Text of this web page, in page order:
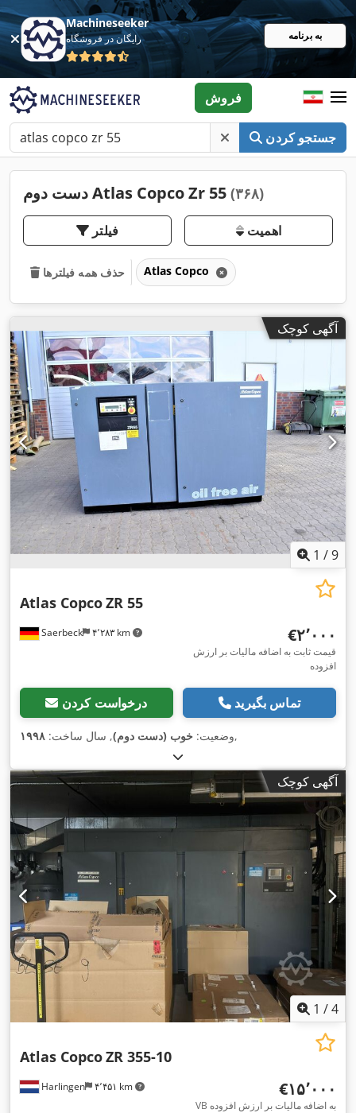
Machineseeker
رایگان در فروشگاه به برنامه
جستجو کردن
فروش
دست دوم Atlas Copco Zr 55 (۳۶۸)
فیلتر اهمیت
حذف همه فیلترها Atlas Copco
آگهی کوچک
1 /9
Saerbeck ۴٬۲۸۳ km
Atlas CopcoZR 55
‎€۲٬۰۰۰
قیمت ثابت به اضافه مالیات بر ارزش
افزوده
درخواست کردن تماس بگیرید
وضعیت: خوب (دست دوم), سال ساخت: ۱۹۹۸ ,
آگهی کوچک
1 /4
Harlingen ۴٬۴۵۱ km
Atlas CopcoZR 355-10
‎€۱۵٬۰۰۰
VB به اضافه مالیات بر ارزش افزوده